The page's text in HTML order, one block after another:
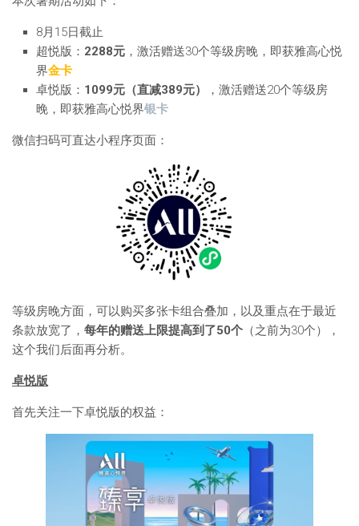
8月15日截止
超悦版： 2288元 ，激活赠送30个等级房晚，即获雅高心悦
界金卡
卓悦版： 1099元（直减389元）
，激活赠送20个等级房
晚，即获雅高心悦界银卡
微信扫码可直达小程序页面：
等级房晚方面，可以购买多张卡组合叠加，以及重点在于最近
条款放宽了， 每年的赠送上限提高到了50个 （之前为30个），
这个我们后面再分析。
卓悦版
首先关注一下卓悦版的权益：